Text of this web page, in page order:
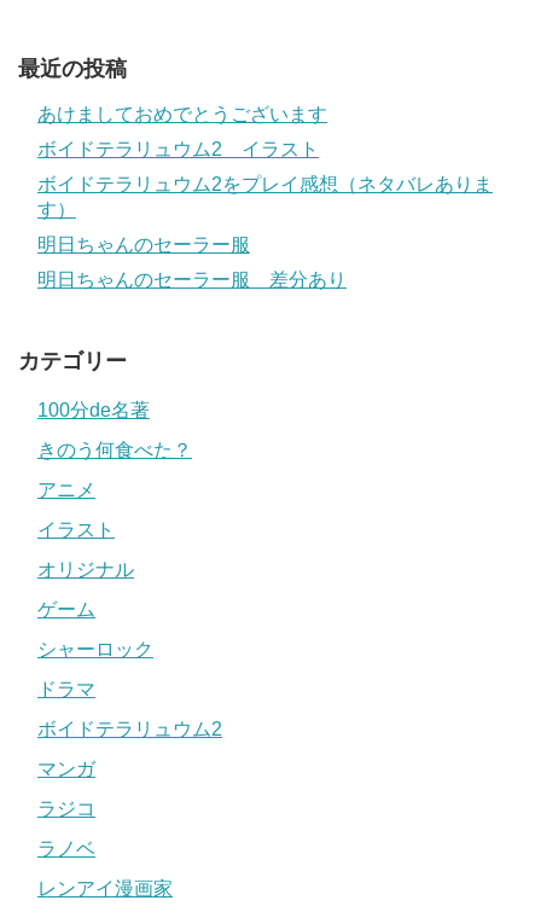
最近の投稿
あけましておめでとうございます
ボイドテラリュウム2 イラスト
ボイドテラリュウム2をプレイ感想（ネタバレありま
す）
明日ちゃんのセーラー服
明日ちゃんのセーラー服 差分あり
カテゴリー
100分de名著
きのう何食べた？
アニメ
イラスト
オリジナル
ゲーム
シャーロック
ドラマ
ボイドテラリュウム2
マンガ
ラジコ
ラノベ
レンアイ漫画家